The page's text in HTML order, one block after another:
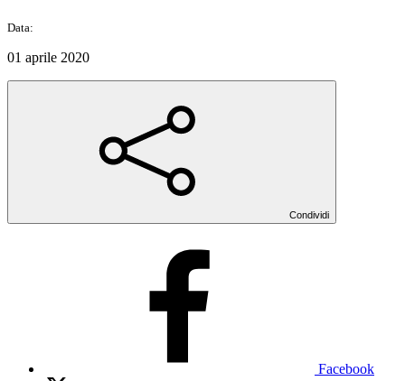
Data:
01 aprile 2020
Condividi
Facebook